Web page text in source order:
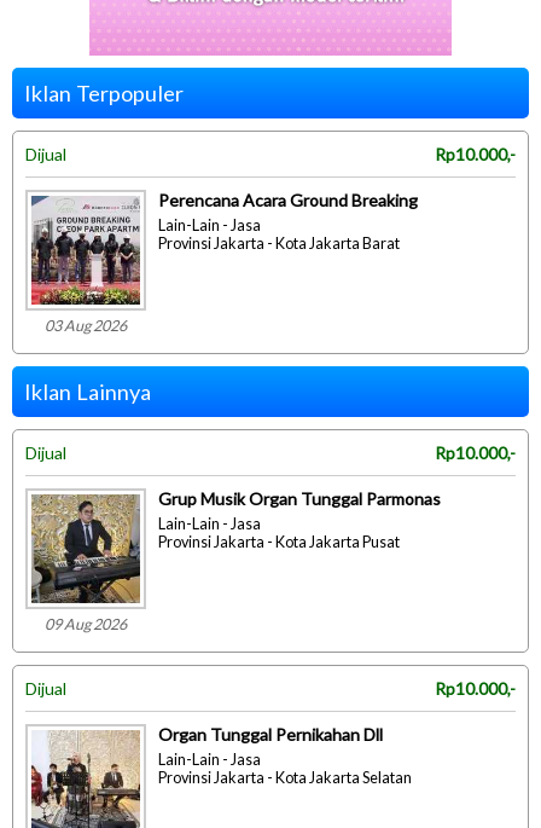
Iklan Terpopuler
Dijual Rp10.000,-
03 Aug 2026
Perencana Acara Ground Breaking
Lain-Lain - Jasa
Provinsi Jakarta - Kota Jakarta Barat
Iklan Lainnya
Dijual Rp10.000,-
09 Aug 2026
Grup Musik Organ Tunggal Parmonas
Lain-Lain - Jasa
Provinsi Jakarta - Kota Jakarta Pusat
Dijual Rp10.000,-
Organ Tunggal Pernikahan Dll
Lain-Lain - Jasa
Provinsi Jakarta - Kota Jakarta Selatan